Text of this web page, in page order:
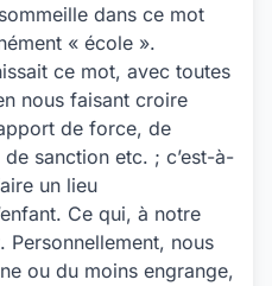
dans ce mot
« école ».
ce mot, avec toutes
nous faisant croire
de force, de
sanction etc. ; c’est-à-
un lieu
Ce qui, à notre
Personnellement, nous
ou du moins engrange,